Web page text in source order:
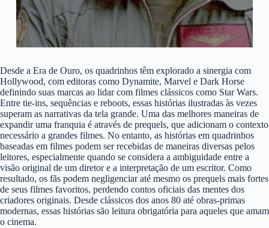
Desde a Era de Ouro, os quadrinhos têm explorado a sinergia com
Hollywood, com editoras como Dynamite, Marvel e Dark Horse
definindo suas marcas ao lidar com filmes clássicos como Star Wars.
Entre tie-ins, sequências e reboots, essas histórias ilustradas às vezes
superam as narrativas da tela grande. Uma das melhores maneiras de
expandir uma franquia é através de prequels, que adicionam o contexto
necessário a grandes filmes. No entanto, as histórias em quadrinhos
baseadas em filmes podem ser recebidas de maneiras diversas pelos
leitores, especialmente quando se considera a ambiguidade entre a
visão original de um diretor e a interpretação de um escritor. Como
resultado, os fãs podem negligenciar até mesmo os prequels mais fortes
de seus filmes favoritos, perdendo contos oficiais das mentes dos
criadores originais. Desde clássicos dos anos 80 até obras-primas
modernas, essas histórias são leitura obrigatória para aqueles que amam
o cinema.